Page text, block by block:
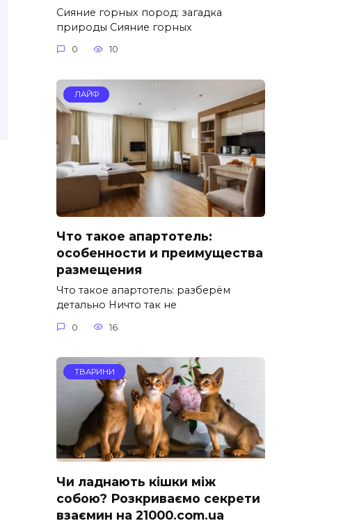
Сияние горных пород: загадка
природы Сияние горных
0 10
ЛАЙФ
Что такое апартотель:
особенности и преимущества
размещения
Что такое апартотель: разберём
детально Ничто так не
0 16
ТВАРИНИ
Чи ладнають кішки між
собою? Розкриваємо секрети
взаємин на 21000.com.ua